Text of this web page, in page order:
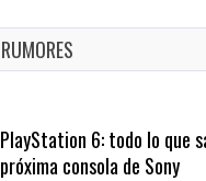
Ago 8, 2021
10005 Views
RUMORES
PlayStation 6: todo lo que
próxima consola de Sony